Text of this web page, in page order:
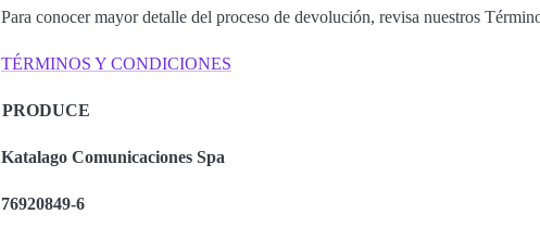
Para conocer mayor detalle del proceso de devolución, revisa nuestros
TÉRMINOS Y CONDICIONES
PRODUCE
Katalago Comunicaciones Spa
76920849-6